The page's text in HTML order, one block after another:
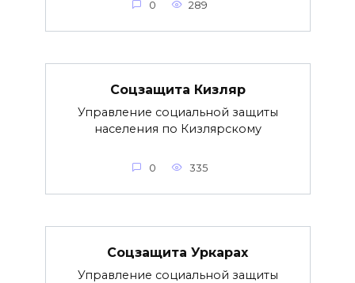
0 289
Соцзащита Кизляр
Управление социальной защиты
населения по Кизлярскому
0 335
Соцзащита Уркарах
Управление социальной защиты